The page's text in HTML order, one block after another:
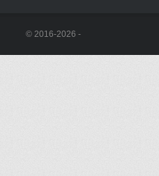
© 2016-2026 -